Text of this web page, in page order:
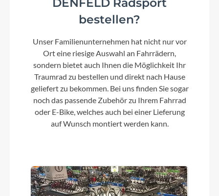
DENFELD Radsport
bestellen?
Unser Familienunternehmen hat nicht nur vor
Ort eine riesige Auswahl an Fahrrädern,
sondern bietet auch Ihnen die Möglichkeit Ihr
Traumrad zu bestellen und direkt nach Hause
geliefert zu bekommen. Bei uns finden Sie sogar
noch das passende Zubehör zu Ihrem Fahrrad
oder E-Bike, welches auch bei einer Lieferung
auf Wunsch montiert werden kann.